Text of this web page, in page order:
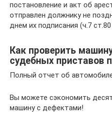
постановление и акт об
отправлен должнику не
днем их подписания (ч.7
Как проверить
судебных приставов
Полный отчет об
Вы можете сэкономить
машину с дефектами!